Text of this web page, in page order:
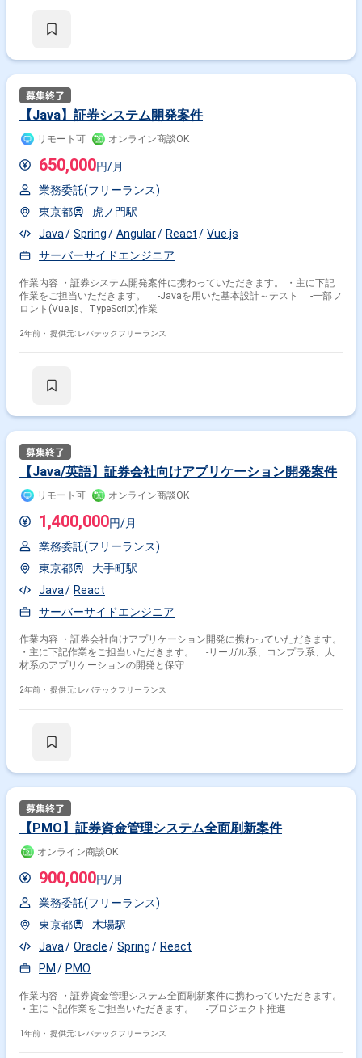
【Java】証券システム開発案件
リモート可 オンライン商談OK
650,000円/月
業務委託(フリーランス)
東京都
虎ノ門駅
Java
Spring Angular React
Vue.js
サーバーサイドエンジニア
作業内容 ・証券システム開発案件に携わっていただきます。 ・主に下記
作業をご担当いただきます。 -Javaを用いた基本設計～テスト -一部フ
ロント(Vue.js、TypeScript)作業
2年前・ 提供元: レバテックフリーランス
【Java/英語】証券会社向けアプリケーション開発案件
リモート可 オンライン商談OK
1,400,000円/月
業務委託(フリーランス)
東京都
大手町駅
Java
React
サーバーサイドエンジニア
作業内容 ・証券会社向けアプリケーション開発に携わっていただきます。
・主に下記作業をご担当いただきます。 -リーガル系、コンプラ系、人
材系のアプリケーションの開発と保守
2年前・ 提供元: レバテックフリーランス
【PMO】証券資金管理システム全面刷新案件
オンライン商談OK
900,000円/月
業務委託(フリーランス)
東京都
木場駅
Java
Oracle Spring
React
PM
PMO
作業内容 ・証券資金管理システム全面刷新案件に携わっていただきます。
・主に下記作業をご担当いただきます。 -プロジェクト推進
1年前・ 提供元: レバテックフリーランス
React × 副業
その他の条件で検索する
その他開発言語・スキルから探す
TypeScript JavaScript Vue.js
その他の職種から探す
フロントエンドエンジニア
サーバーサイドエンジニア
フルスタックエンジニア
スマホアプリエンジニア